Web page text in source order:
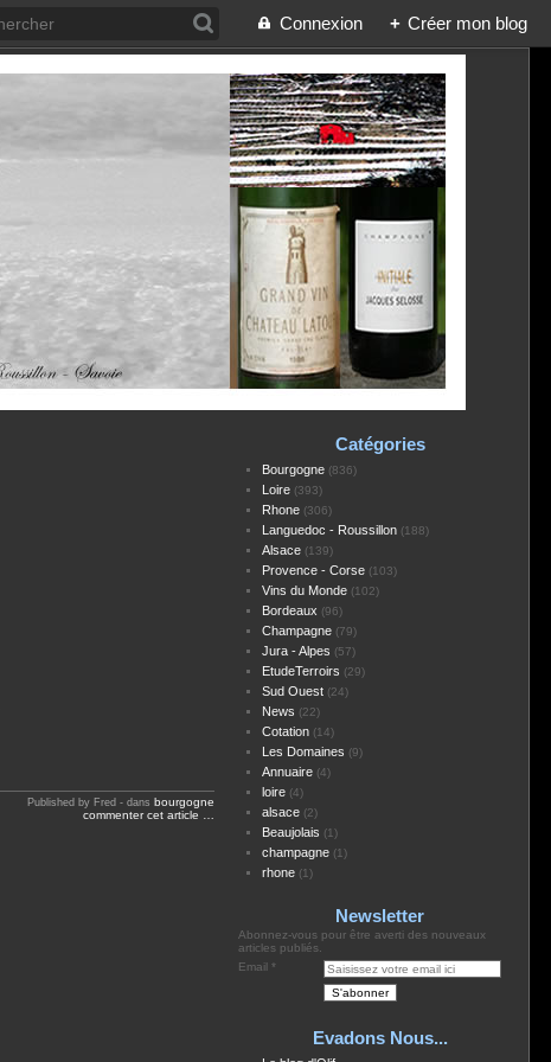
Connexion + Créer mon blog
Published by Fred -dans bourgogne
commenter cet article
Catégories
Bourgogne(836)
Loire(393)
Rhone(306)
Languedoc - Roussillon(188)
Alsace(139)
Provence - Corse(103)
Vins du Monde(102)
Bordeaux (96)
Champagne(79)
Jura - Alpes (57)
EtudeTerroirs (29)
Sud Ouest(24)
News (22)
Cotation(14)
Les Domaines (9)
Annuaire(4)
loire(4)
alsace(2)
Beaujolais (1)
champagne(1)
rhone(1)
Newsletter
Abonnez-vous pour être averti des nouveaux
articles publiés.
Email
Evadons Nous...